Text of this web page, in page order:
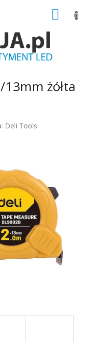
żółta
Deli Tools